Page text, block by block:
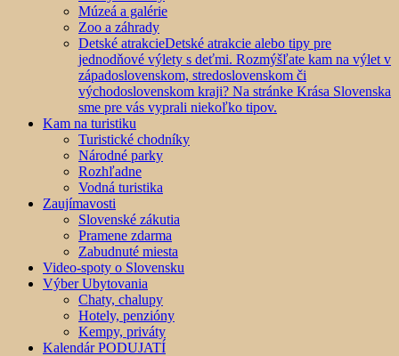
Múzeá a galérie
Zoo a záhrady
Detské atrakcieDetské atrakcie alebo tipy pre
jednodňové výlety s deťmi. Rozmýšľate kam na výlet v
západoslovenskom, stredoslovenskom či
východoslovenskom kraji? Na stránke Krása Slovenska
sme pre vás vyprali niekoľko tipov.
Kam na turistiku
Turistické chodníky
Národné parky
Rozhľadne
Vodná turistika
Zaujímavosti
Slovenské zákutia
Pramene zdarma
Zabudnuté miesta
Video-spoty o Slovensku
Výber Ubytovania
Chaty, chalupy
Hotely, penzióny
Kempy, priváty
Kalendár PODUJATÍ